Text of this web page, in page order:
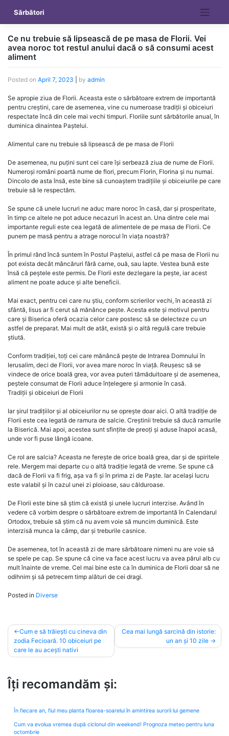
content
Sărbători
Ce nu trebuie să lipsească de pe masa de Florii. Vei
avea noroc tot restul anului dacă o să consumi acest
aliment
Posted on April 7, 2023 by admin
Se apropie ziua de Florii. Aceasta este o sărbătoare extrem de importantă
pentru creștini, care de asemenea, vine cu numeroase tradiții și obiceiuri
respectate încă din cele mai vechi timpuri. Floriile sunt sărbătorile anual, în
duminica dinaintea Paștelui.
Alimentul care nu trebuie să lipsească de pe masa de Florii
De asemenea, nu puțini sunt cei care își serbează ziua de nume de Florii.
Numeroși români poartă nume de flori, precum Florin, Florina și nu numai.
Dincolo de asta însă, este bine să cunoaștem tradițiile și obiceiurile pe care
trebuie să le respectăm.
Se spune că unele lucruri ne aduc mare noroc în casă, dar și prosperitate,
în timp ce altele ne pot aduce necazuri în acest an. Una dintre cele mai
importante reguli este cea legată de alimentele de pe masa de Florii. Ce
punem pe masă pentru a atrage norocul în viața noastră?
În primul rând încă suntem în Postul Paștelui, astfel că pe masa de Florii nu
pot exista decât mâncăruri fără carne, ouă, sau lapte. Vestea bună este
însă că peștele este permis. De Florii este dezlegare la pește, iar acest
aliment ne poate aduce și alte beneficii.
Mai exact, pentru cei care nu știu, conform scrierilor vechi, în această zi
sfântă, Iisus ar fi cerut să mănânce pește. Acesta este și motivul pentru
care și Biserica oferă ocazia celor care postesc să se delecteze cu un
astfel de preparat. Mai mult de atât, există și o altă regulă care trebuie
știută.
Conform tradiției, toți cei care mănâncă pește de Intrarea Domnului în
Ierusalim, deci de Florii, vor avea mare noroc în viață. Reușesc să se
vindece de orice boală grea, vor avea puteri tămăduitoare și de asemenea,
peștele consumat de Florii aduce înțelegere și armonie în casă.
Tradiții și obiceiuri de Florii
Iar șirul tradițiilor și al obiceiurilor nu se oprește doar aici. O altă tradiție de
Florii este cea legată de ramura de salcie. Creștinii trebuie să ducă ramurile
la Biserică. Mai apoi, acestea sunt sfințite de preoți și aduse înapoi acasă,
unde vor fi puse lângă icoane.
Ce rol are salcia? Aceasta ne ferește de orice boală grea, dar și de spiritele
rele. Mergem mai departe cu o altă tradiție legată de vreme. Se spune că
dacă de Florii va fi frig, așa va fi și în prima zi de Paște. Iar același lucru
este valabil și în cazul unei zi ploioase, sau călduroase.
De Florii este bine să știm că există și unele lucruri interzise. Având în
vedere că vorbim despre o sărbătoare extrem de importantă în Calendarul
Ortodox, trebuie să știm că nu avem voie să muncim duminică. Este
interzisă munca la câmp, dar și treburile casnice.
De asemenea, tot în această zi de mare sărbătoare nimeni nu are voie să
se spele pe cap. Se spune că cine va face acest lucru va avea părul alb cu
mult înainte de vreme. Cel mai bine este ca în duminica de Florii doar să ne
odihnim și să petrecem timp alături de cei dragi.
Posted in Diverse
Post
navigation
Cum e să trăiești cu cineva din
zodia Fecioară. 10 obiceiuri pe
care le au acești nativi
Cea mai lungă sarcină din istorie:
un an și 10 zile
Îți recomandăm și:
În fiecare an, fiul meu planta floarea-soarelui în amintirea surorii lui gemene
Cum va evolua vremea după ciclonul din weekend! Prognoza meteo pentru luna
octombrie